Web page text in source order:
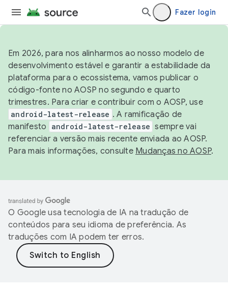
Fazer login
Em 2026, para nos alinharmos ao nosso modelo de
desenvolvimento estável e garantir a estabilidade da
plataforma para o ecossistema, vamos publicar o
código-fonte no AOSP no segundo e quarto
trimestres. Para criar e contribuir com o AOSP, use
android-latest-release . A ramificação de
manifesto
android-latest-release sempre vai
referenciar a versão mais recente enviada ao AOSP.
Para mais informações, consulte Mudanças no AOSP.
O Google usa tecnologia de IA na tradução de
conteúdos para seu idioma de preferência. As
traduções com IA podem ter erros.